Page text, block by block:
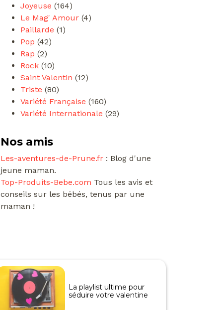
Joyeuse (164)
Le Mag' Amour (4)
Paillarde (1)
Pop (42)
Rap (2)
Rock (10)
Saint Valentin (12)
Triste (80)
Variété Française (160)
Variété Internationale (29)
Nos amis
Les-aventures-de-Prune.fr : Blog d'une
jeune maman.
Top-Produits-Bebe.com Tous les avis et
conseils sur les bébés, tenus par une
maman !
La playlist ultime pour
séduire votre valentine